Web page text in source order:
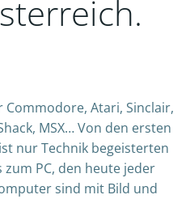
Atari, Sinclair,
MSX… Von den ersten
nur Technik begeisterten
PC, den heute jeder
sind mit Bild und